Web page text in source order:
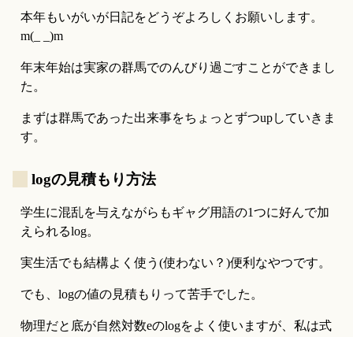
本年もいがいが日記をどうぞよろしくお願いします。
m(_ _)m
年末年始は実家の群馬でのんびり過ごすことができまし
た。
まずは群馬であった出来事をちょっとずつupしていきま
す。
logの見積もり方法
学生に混乱を与えながらもギャグ用語の1つに好んで加
えられるlog。
実生活でも結構よく使う(使わない？)便利なやつです。
でも、logの値の見積もりって苦手でした。
物理だと底が自然対数eのlogをよく使いますが、私は式